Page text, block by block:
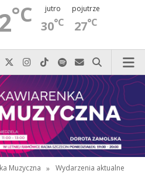
°C jutro
30°C
pojutrze
27°C
po prostu do nas zadzwoń
Odwiedź nas na Facebook-u
Odwiedź nas na X
Odwiedź nas na Instagram-ie
Odwiedź nas na TikTok-u
Szukaj nas na Spotify
Wyślij do nas
Szukaj
Muzyczna » Wydarzenia aktualne